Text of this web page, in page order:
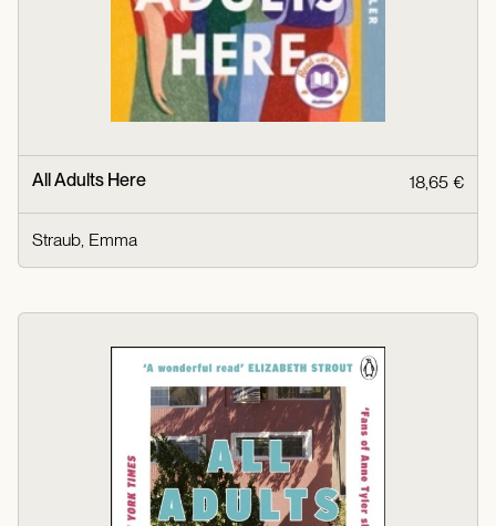
All Adults Here 18,65 €
Straub, Emma